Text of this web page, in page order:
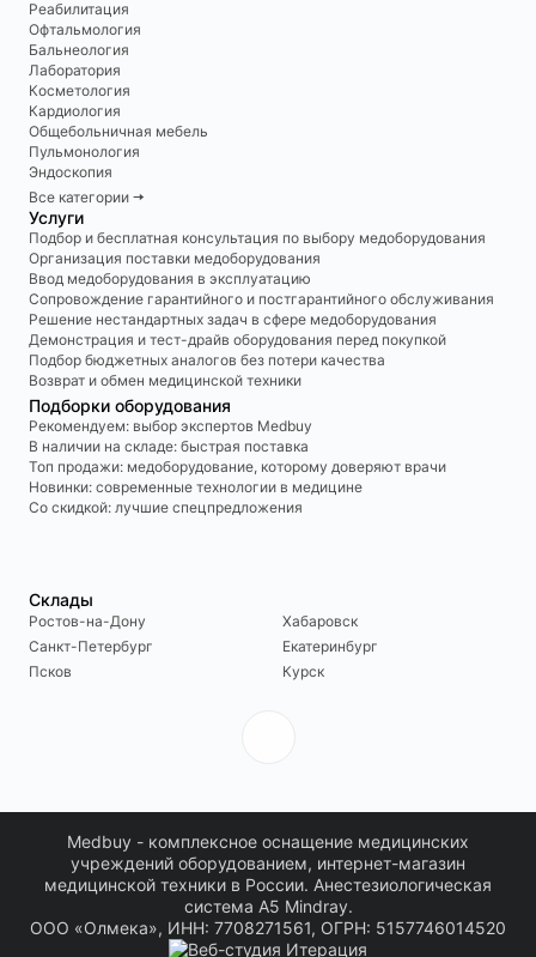
Реабилитация
Офтальмология
Бальнеология
Лаборатория
Косметология
Кардиология
Общебольничная мебель
Пульмонология
Эндоскопия
Все категории 🠆
Услуги
Подбор и бесплатная консультация по выбору медоборудования
Организация поставки медоборудования
Ввод медоборудования в эксплуатацию
Сопровождение гарантийного и постгарантийного обслуживания
Решение нестандартных задач в сфере медоборудования
Демонстрация и тест-драйв оборудования перед покупкой
Подбор бюджетных аналогов без потери качества
Возврат и обмен медицинской техники
Подборки оборудования
Рекомендуем: выбор экспертов Medbuy
В наличии на складе: быстрая поставка
Топ продажи: медоборудование, которому доверяют врачи
Новинки: современные технологии в медицине
Со скидкой: лучшие спецпредложения
Склады
Ростов-на-Дону
Санкт-Петербург
Псков
Хабаровск
Екатеринбург
Курск
Medbuy - комплексное оснащение медицинских
учреждений оборудованием, интернет-магазин
медицинской техники в России. Анестезиологическая
система A5 Mindray.
ООО «Олмека», ИНН: 7708271561, ОГРН: 5157746014520